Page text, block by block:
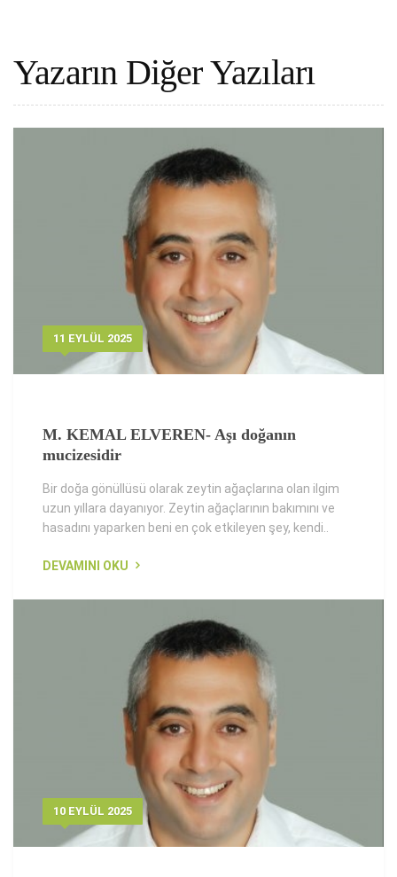
Yazarın Diğer Yazıları
11 EYLÜL 2025
M. KEMAL ELVEREN- Aşı doğanın
mucizesidir
Bir doğa gönüllüsü olarak zeytin ağaçlarına olan ilgim
uzun yıllara dayanıyor. Zeytin ağaçlarının bakımını ve
hasadını yaparken beni en çok etkileyen şey, kendi..
DEVAMINI OKU
10 EYLÜL 2025